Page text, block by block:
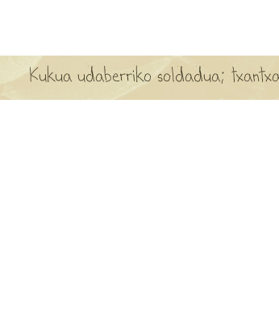
ARBOLA APARTEN MAPA
Kukua udaberriko soldadua;